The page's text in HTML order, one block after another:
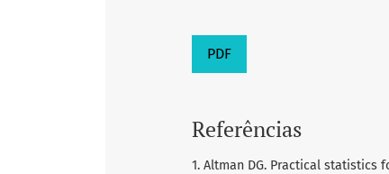
PDF
Referências
1. Altman DG. Practical statistics